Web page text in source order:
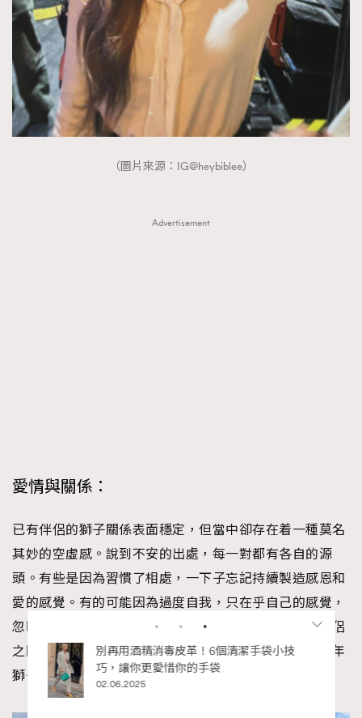
（圖片來源：IG@heybiblee）
Advertisement
愛情與關係：
已有伴侶的獅子關係表面穩定，但當中卻存在着一種莫名
其妙的空虛感。說到不安的出處，每一對都有各自的源
頭。有些是因為習慣了相處，一下子忘記持續製造感恩和
愛的感覺。有的可能因為過度自我，只在乎自己的感覺，
忽略了對方的感受。有時候，付出也會帶來滿足感，情侶
之間互相照顧都是一種建立連結的方式。無論如何，今年
獅子朋友的愛情生活中實在是需要更多儀式感。
的顯
別再用酒精消毒皮革！6個清潔手袋小技
巧，讓你更愛惜你的手袋
02.06.2025